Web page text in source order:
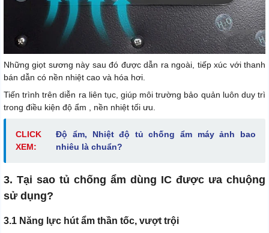
Những giọt sương này sau đó được dẫn ra ngoài, tiếp xúc với thanh
bán dẫn có nền nhiệt cao và hóa hơi.
Tiến trình trên diễn ra liên tục, giúp môi trường bảo quản luôn duy trì
trong điều kiện độ ẩm , nền nhiệt tối ưu.
CLICK
XEM:
Độ ẩm, Nhiệt độ tủ chống ẩm máy ảnh bao
nhiêu là chuẩn?
3. Tại sao tủ chống ẩm dùng IC được ưa chuộng
sử dụng?
3.1 Năng lực hút ẩm thần tốc, vượt trội